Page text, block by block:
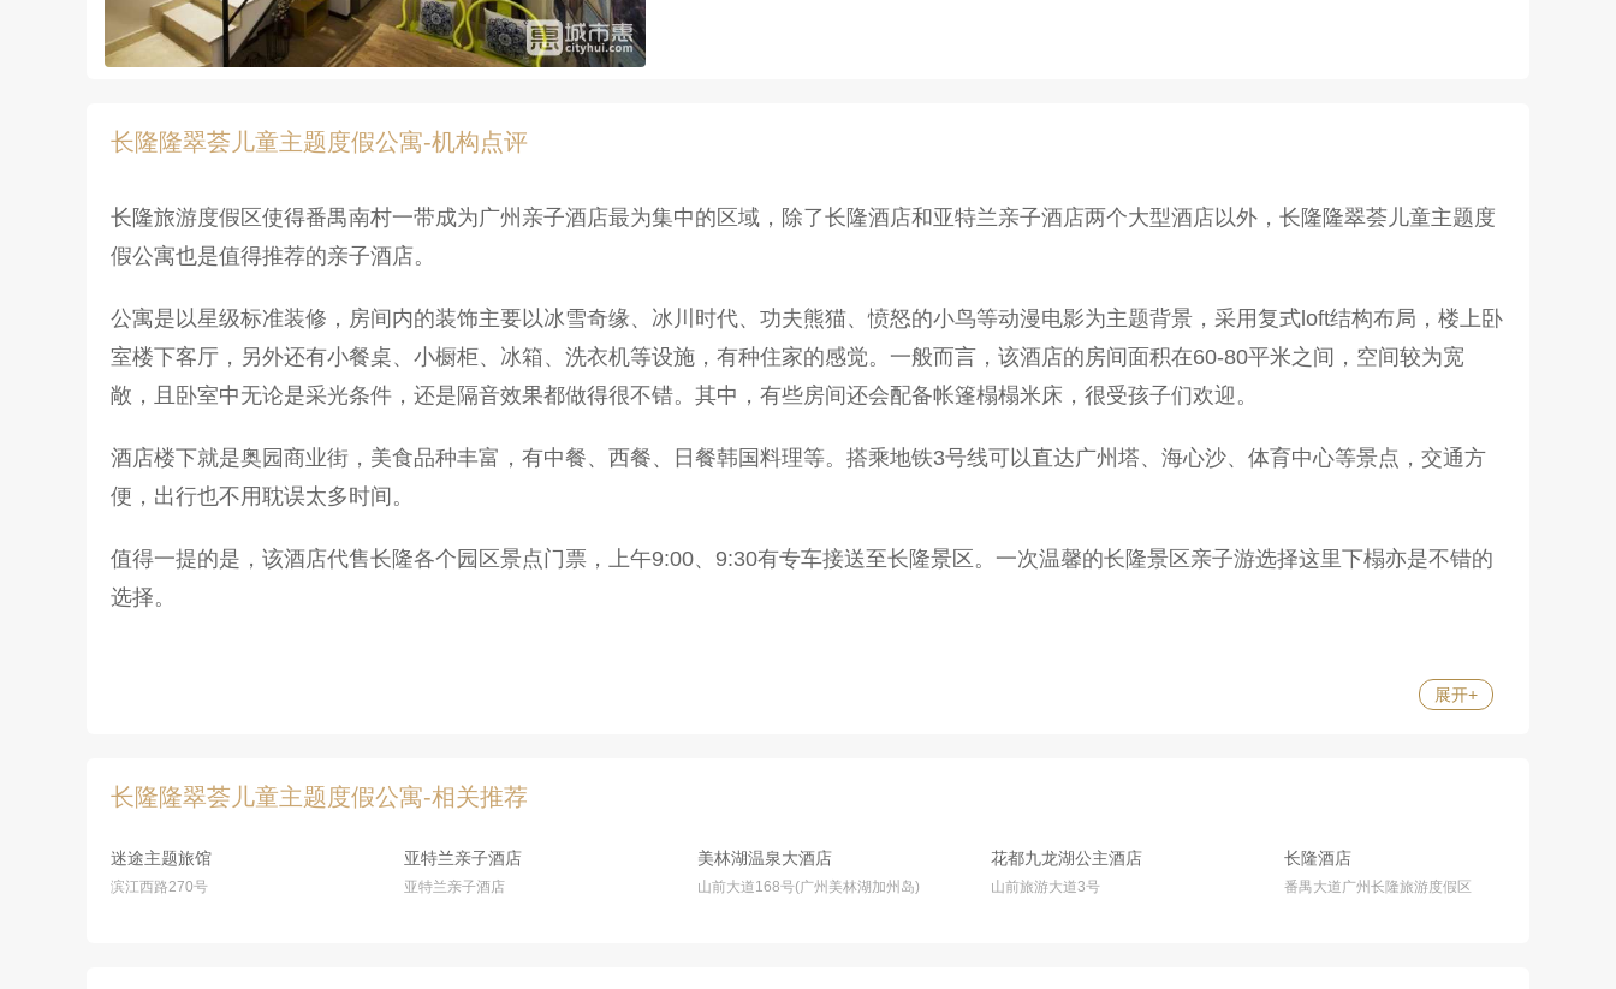
长隆隆翠荟儿童主题度假公寓-机构点评
长隆旅游度假区使得番禺南村一带成为广州亲子酒店最为集中的区域，除了长隆酒店和亚特兰亲子酒店两个大型酒店以外，长隆隆翠荟儿童主题度
假公寓也是值得推荐的亲子酒店。
公寓是以星级标准装修，房间内的装饰主要以冰雪奇缘、冰川时代、功夫熊猫、愤怒的小鸟等动漫电影为主题背景，采用复式loft结构布局，楼上卧
室楼下客厅，另外还有小餐桌、小橱柜、冰箱、洗衣机等设施，有种住家的感觉。一般而言，该酒店的房间面积在60-80平米之间，空间较为宽
敞，且卧室中无论是采光条件，还是隔音效果都做得很不错。其中，有些房间还会配备帐篷榻榻米床，很受孩子们欢迎。
酒店楼下就是奥园商业街，美食品种丰富，有中餐、西餐、日餐韩国料理等。搭乘地铁3号线可以直达广州塔、海心沙、体育中心等景点，交通方
便，出行也不用耽误太多时间。
值得一提的是，该酒店代售长隆各个园区景点门票，上午9:00、9:30有专车接送至长隆景区。一次温馨的长隆景区亲子游选择这里下榻亦是不错的
选择。
展开+
长隆隆翠荟儿童主题度假公寓-相关推荐
迷途主题旅馆
滨江西路270号
亚特兰亲子酒店
亚特兰亲子酒店
美林湖温泉大酒店
山前大道168号(广州美林湖加州岛)
花都九龙湖公主酒店
山前旅游大道3号
长隆酒店
番禺大道广州长隆旅游度假区